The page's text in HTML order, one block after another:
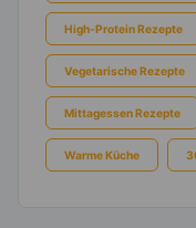
High-Protein Rezepte
Vegetarische Rezepte
Mittagessen Rezepte
Warme Küche